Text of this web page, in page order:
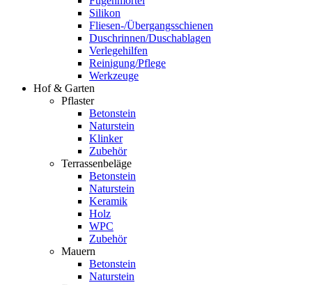
Silikon
Fliesen-/Übergangsschienen
Duschrinnen/Duschablagen
Verlegehilfen
Reinigung/Pflege
Werkzeuge
Hof & Garten
Pflaster
Betonstein
Naturstein
Klinker
Zubehör
Terrassenbeläge
Betonstein
Naturstein
Keramik
Holz
WPC
Zubehör
Mauern
Betonstein
Naturstein